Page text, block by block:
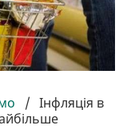
/ Інфляція в